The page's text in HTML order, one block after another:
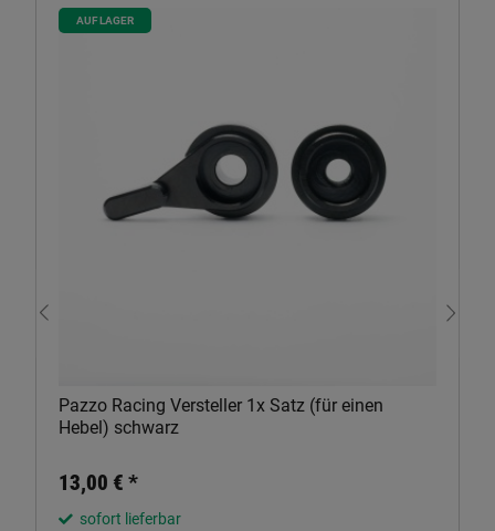
AUF LAGER
Pazzo Racing Versteller 1x Satz (für einen
Hebel) schwarz
13,00 € *
sofort lieferbar